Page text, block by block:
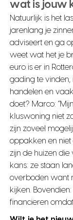
wat is jouw
Natuurlijk is het
jarenlang je
adviseert en ga
weet wat het je
euro is er in
gading te vinden,
handelen en
doet? Marco:
kluswoning niet
zijn zoveel
oppakken en niet
zijn de huizen
kans: ze staan
overboden want
kijken.
financieren